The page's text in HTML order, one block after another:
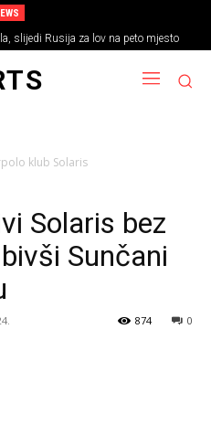
slijedi Rusija za lov na peto mjesto
klub Solaris
Solaris bez
Sunčani
0
874